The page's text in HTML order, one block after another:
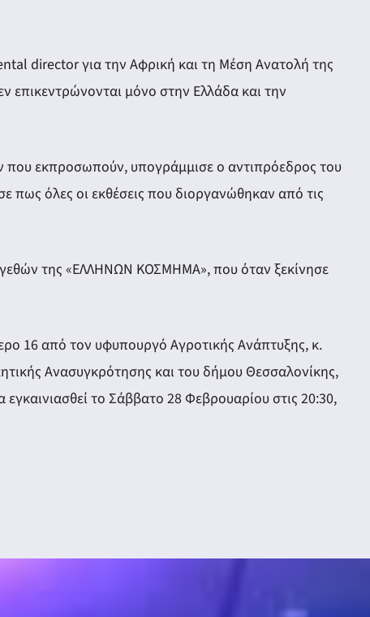
director για την Αφρική και τη Μέση Ανατολή της
επικεντρώνονται μόνο στην Ελλάδα και την
εκπροσωπούν, υπογράμμισε ο αντιπρόεδρος του
πως όλες οι εκθέσεις που διοργανώθηκαν από τις
της «ΕΛΛΗΝΩΝ ΚΟΣΜΗΜΑ», που όταν ξεκίνησε
16 από τον υφυπουργό Αγροτικής Ανάπτυξης, κ.
Ανασυγκρότησης και του δήμου Θεσσαλονίκης,
το Σάββατο 28 Φεβρουαρίου στις 20:30,